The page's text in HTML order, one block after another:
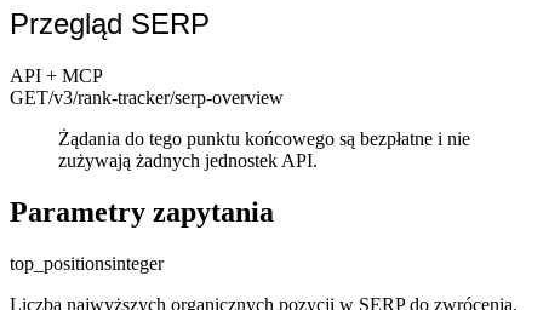
Przegląd SERP
API + MCP
GET/v3/rank-tracker/serp-overview
Żądania do tego punktu końcowego są bezpłatne i nie
zużywają żadnych jednostek API.
Parametry zapytania
top_positionsinteger
Liczba najwyższych organicznych pozycji w SERP do zwrócenia.